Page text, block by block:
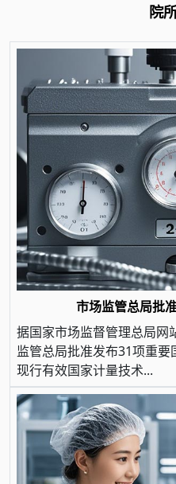
院
市场监管总局批
据国家市场监督管理总局网
监管总局批准发布31项重
现行有效国家计量技术...